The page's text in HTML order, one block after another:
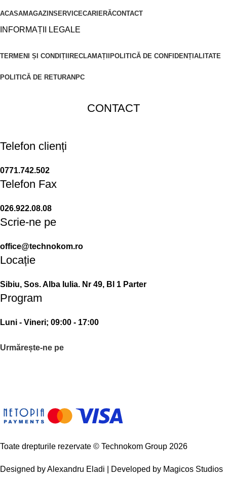
ACASAMAGAZINSERVICECARIERĂCONTACT
INFORMAȚII LEGALE
TERMENI ȘI CONDIȚII RECLAMAȚII POLITICĂ DE CONFIDENȚIALITATE
POLITICĂ DE RETURANPC
CONTACT
Telefon clienți
0771.742.502
Telefon Fax
026.922.08.08
Scrie-ne pe
office@technokom.ro
Locație
Sibiu, Sos. Alba Iulia. Nr 49, Bl 1 Parter
Program
Luni - Vineri; 09:00 - 17:00
Urmărește-ne pe
Toate drepturile rezervate © Technokom Group 2026
Designed byAlexandru Eladi | Developed by Magicos Studios